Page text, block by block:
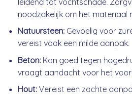
noodzakelijk om het materiaal
Natuursteen:Gevoelig voor
vereist vaak een milde aanpak.
Beton:Kan goed tegen
vraagt aandacht voor het
Hout:Vereist een zachte